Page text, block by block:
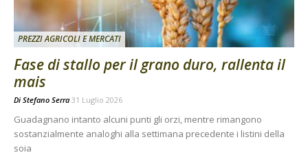
PREZZI AGRICOLI E MERCATI
Fase di stallo per il grano duro, rallenta il
mais
Di Stefano Serra 31 Luglio 2026
Guadagnano intanto alcuni punti gli orzi, mentre rimangono
sostanzialmente analoghi alla settimana precedente i listini della
soia